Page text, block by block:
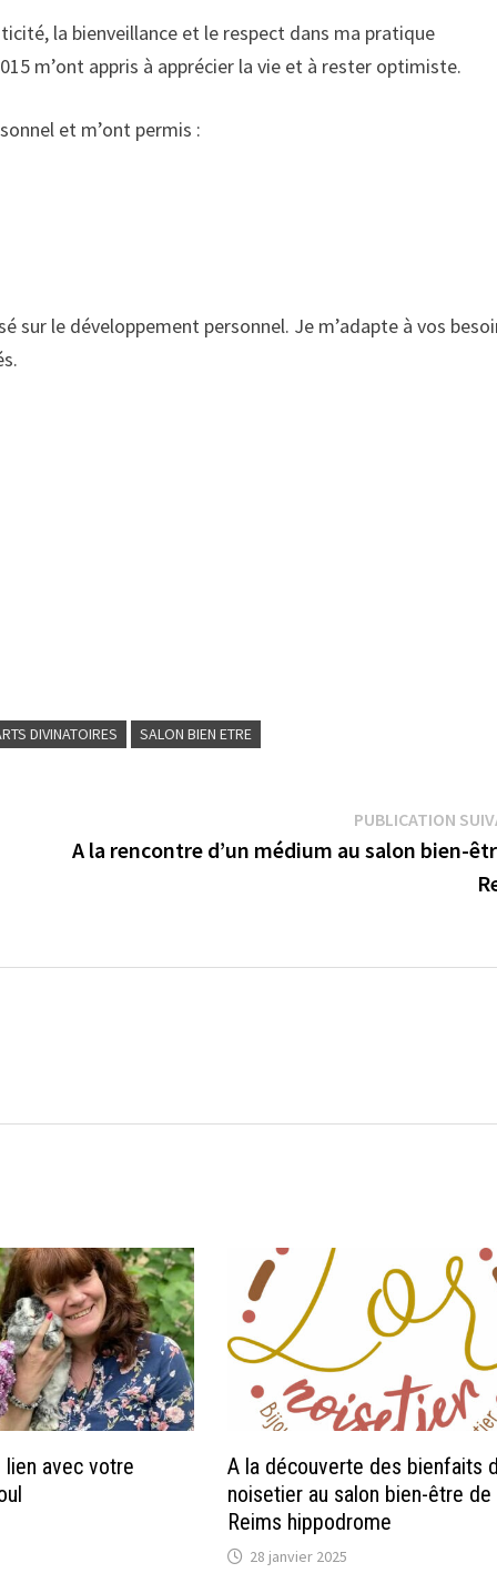
la bienveillance et le respect dans ma pratique
m’ont appris à apprécier la vie et à rester optimiste.
et m’ont permis :
sur le développement personnel. Je m’adapte à vos
DIVINATOIRES SALON BIEN ETRE
PUBLICATION
A la rencontre d’un médium au salon bien-
lien avec votre
A la découverte des bienfaits
noisetier au salon bien-être de
Reims hippodrome
28 janvier 2025